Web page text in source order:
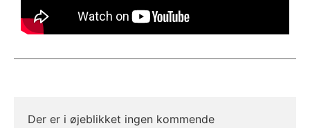
Der er i øjeblikket ingen kommende